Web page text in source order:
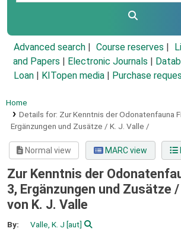
Advanced search Course reserves
and Papers
Electronic Journals
Loan
KITopen media Purchase
Home
Details for: Zur Kenntnis der Odonatenfauna
Ergänzungen und Zusätze / K. J. Valle /
Normal view MARC view
Zur Kenntnis der
3, Ergänzungen und Zusätze
von K. J. Valle
By: Valle, K. J [aut]